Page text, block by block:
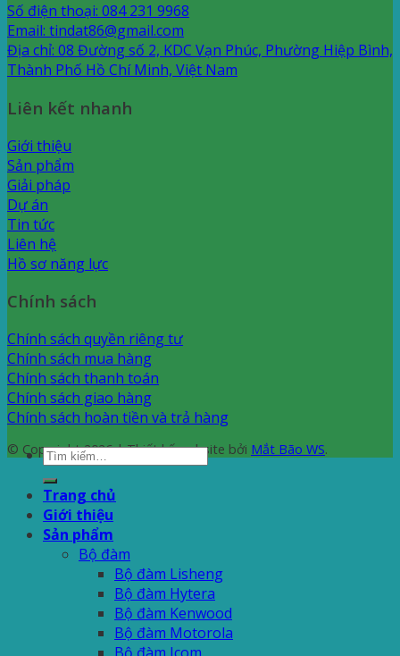
Số điện thoại: 084 231 9968
Email: tindat86@gmail.com
Địa chỉ: 08 Đường số 2, KDC Vạn Phúc, Phường Hiệp Bình,
Thành Phố Hồ Chí Minh, Việt Nam
Liên kết nhanh
Giới thiệu
Sản phẩm
Giải pháp
Dự án
Tin tức
Liên hệ
Hồ sơ năng lực
Chính sách
Chính sách quyền riêng tư
Chính sách mua hàng
Chính sách thanh toán
Chính sách giao hàng
Chính sách hoàn tiền và trả hàng
© Copyright 2026 | Thiết kế website bởi Mắt Bão WS.
Tìm
kiếm:
Trang chủ
Giới thiệu
Sản phẩm
Bộ đàm
Bộ đàm Lisheng
Bộ đàm Hytera
Bộ đàm Kenwood
Bộ đàm Motorola